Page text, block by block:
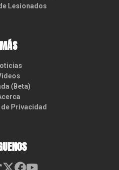
Lesionados
MÁS
(Beta)
Privacidad